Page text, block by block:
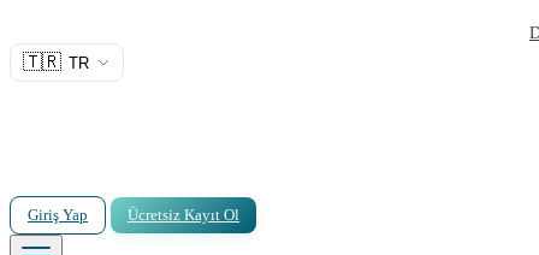
🇹🇷 TR
Giriş Yap Ücretsiz Kayıt Ol